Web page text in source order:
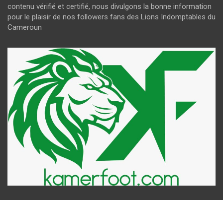
contenu vérifié et certifié, nous divulgons la bonne information
pour le plaisir de nos followers fans des Lions Indomptables du
Cameroun